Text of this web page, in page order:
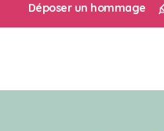
Déposer un hommage